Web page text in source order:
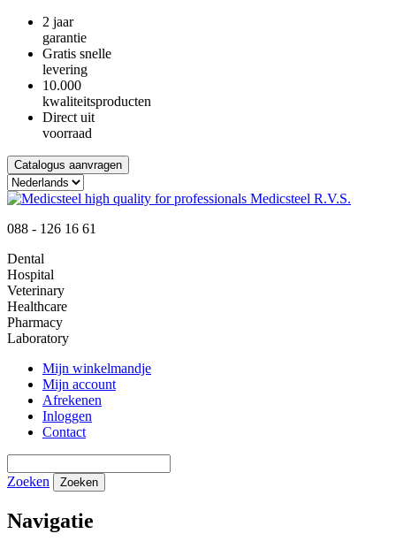
2 jaar
garantie
Gratis snelle
levering
10.000
kwaliteitsproducten
Direct uit
voorraad
Catalogus aanvragen
088 - 126 16 61
Dental
Hospital
Veterinary
Healthcare
Pharmacy
Laboratory
Mijn winkelmandje
Mijn account
Afrekenen
Inloggen
Contact
Zoeken Zoeken
Navigatie